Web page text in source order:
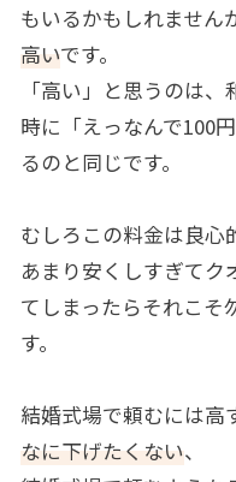
もいるかもしれません
高いです。
「高い」と思うのは
時に「えっなんで100
るのと同じです。
むしろこの料金は良心
あまり安くしすぎてク
てしまったらそれこそ
す。
結婚式場で頼むには高
なに下げたくない、